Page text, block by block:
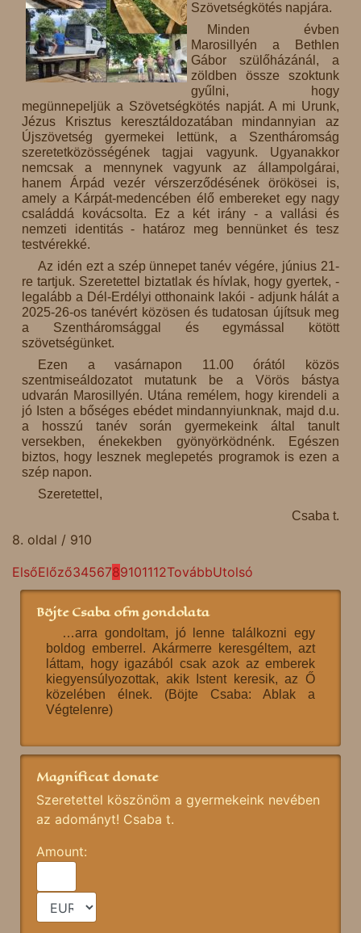
Szövetségkötés napjára.
Minden évben
Marosillyén a Bethlen
Gábor szülőházánál, a
zöldben össze szoktunk
gyűlni, hogy
megünnepeljük a Szövetségkötés napját. A mi Urunk,
Jézus Krisztus keresztáldozatában mindannyian az
Újszövetség gyermekei lettünk, a Szentháromság
szeretetközösségének tagjai vagyunk. Ugyanakkor
nemcsak a mennynek vagyunk az állampolgárai,
hanem Árpád vezér vérszerződésének örökösei is,
amely a Kárpát-medencében élő embereket egy nagy
családdá kovácsolta. Ez a két irány - a vallási és
nemzeti identitás - határoz meg bennünket és tesz
testvérekké.
Az idén ezt a szép ünnepet tanév végére, június 21-
re tartjuk. Szeretettel biztatlak és hívlak, hogy gyertek, -
legalább a Dél-Erdélyi otthonaink lakói - adjunk hálát a
2025-26-os tanévért közösen és tudatosan újítsuk meg
a Szentháromsággal és egymással kötött
szövetségünket.
Ezen a vasárnapon 11.00 órától közös
szentmiseáldozatot mutatunk be a Vörös bástya
udvarán Marosillyén. Utána remélem, hogy kirendeli a
jó Isten a bőséges ebédet mindannyiunknak, majd d.u.
a hosszú tanév során gyermekeink által tanult
versekben, énekekben gyönyörködnénk. Egészen
biztos, hogy lesznek meglepetés programok is ezen a
szép napon.
Szeretettel,
Csaba t.
8. oldal / 910
ElsőElőző3456789101112TovábbUtolsó
Böjte Csaba ofm gondolata
…arra gondoltam, jó lenne találkozni egy
boldog emberrel. Akármerre keresgéltem, azt
láttam, hogy igazából csak azok az emberek
kiegyensúlyozottak, akik Istent keresik, az Ő
közelében élnek. (Böjte Csaba: Ablak a
Végtelenre)
Magnificat donate
Szeretettel köszönöm a gyermekeink nevében
az adományt! Csaba t.
Amount: